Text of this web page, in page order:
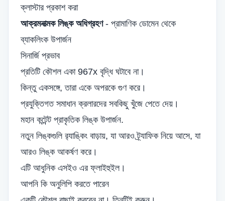
ক্লাস্টার প্রকাশ করা
আক্রমনাত্মক লিঙ্ক অধিগ্রহণ- প্রামাণিক ডোমেন থেকে
ব্যাকলিংক উপার্জন
সিনার্জি প্রভাব
প্রতিটি কৌশল একা 967x বৃদ্ধি ঘটাবে না।
কিন্তু একসঙ্গে, তারা একে অপরকে গুণ করে।
প্রযুক্তিগত সমাধান ক্রলারদের সবকিছু খুঁজে পেতে দেয়।
মহান কন্টেন্ট প্রাকৃতিক লিঙ্ক উপার্জন.
নতুন লিঙ্কগুলি র‌্যাঙ্কিং বাড়ায়, যা আরও ট্র্যাফিক নিয়ে আসে, যা
আরও লিঙ্ক আকর্ষণ করে।
এটি আধুনিক এসইও এর ফ্লাইহুইল।
আপনি কি অনুলিপি করতে পারেন